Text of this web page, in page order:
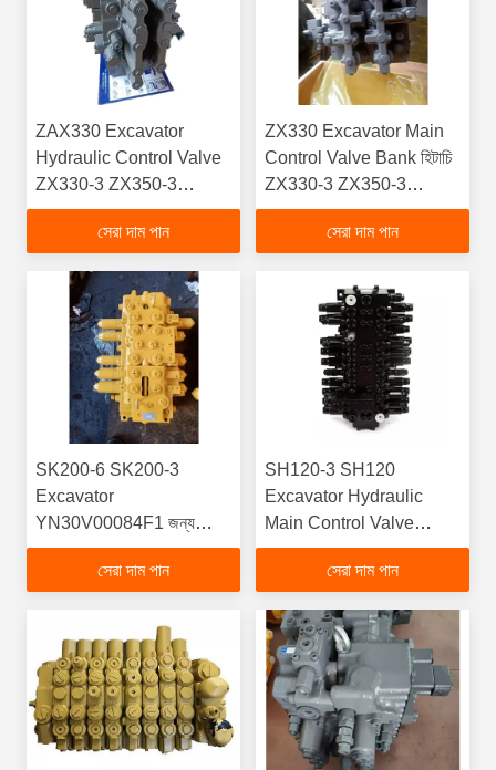
ZAX330 Excavator
Hydraulic Control Valve
ZX330-3 ZX350-3
ZX360-3 সেকেন্ড হ্যান্ড প্রধান
ভালভ 4625137
সেরা দাম পান
ZX330 Excavator Main
Control Valve Bank হিটাচি
ZX330-3 ZX350-3
4625137 9214478 এর জন্য
সেরা দাম পান
SK200-6 SK200-3
Excavator
YN30V00084F1 জন্য
প্রধান নিয়ন্ত্রণ ভালভ
সেরা দাম পান
SH120-3 SH120
Excavator Hydraulic
Main Control Valve
Components SH120-3
মূল ইঞ্জিন নিয়ন্ত্রণ ইউনিট
সেরা দাম পান